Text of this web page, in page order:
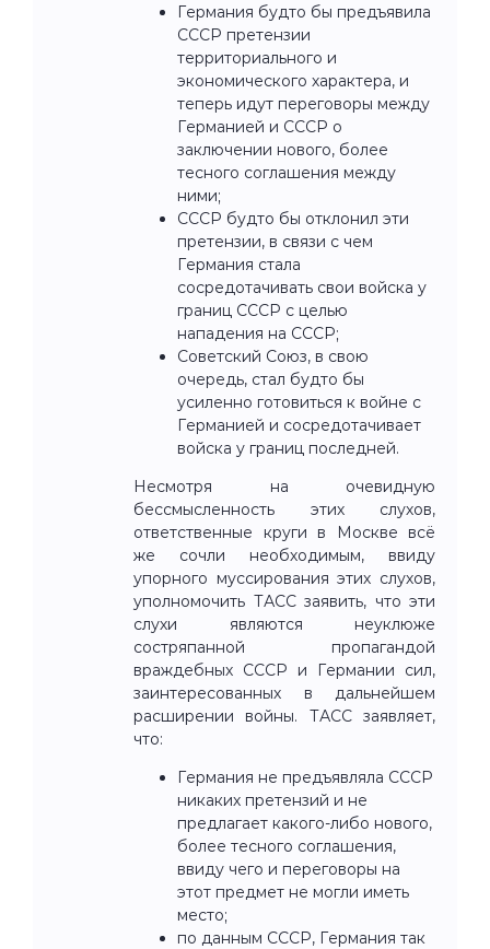
Германия будто бы предъявила
СССР претензии
территориального и
экономического характера, и
теперь идут переговоры между
Германией и СССР о
заключении нового, более
тесного соглашения между
ними;
СССР будто бы отклонил эти
претензии, в связи с чем
Германия стала
сосредотачивать свои войска у
границ СССР с целью
нападения на СССР;
Советский Союз, в свою
очередь, стал будто бы
усиленно готовиться к войне с
Германией и сосредотачивает
войска у границ последней.
Несмотря на очевидную
бессмысленность этих слухов,
ответственные круги в Москве всё
же сочли необходимым, ввиду
упорного муссирования этих слухов,
уполномочить ТАСС заявить, что эти
слухи являются неуклюже
состряпанной пропагандой
враждебных СССР и Германии сил,
заинтересованных в дальнейшем
расширении войны. ТАСС заявляет,
что:
Германия не предъявляла СССР
никаких претензий и не
предлагает какого-либо нового,
более тесного соглашения,
ввиду чего и переговоры на
этот предмет не могли иметь
место;
по данным СССР, Германия так